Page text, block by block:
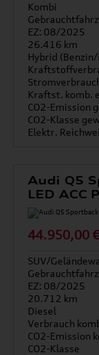
Kombi
EZ: 08/2025
26.416 km
Hybrid
Audi Q5
LED ACC
44.950,00 €
SUV/
EZ: 08/2025
20.712 km
Diesel
Verbrauch
CO2-Emission
CO2-Klasse